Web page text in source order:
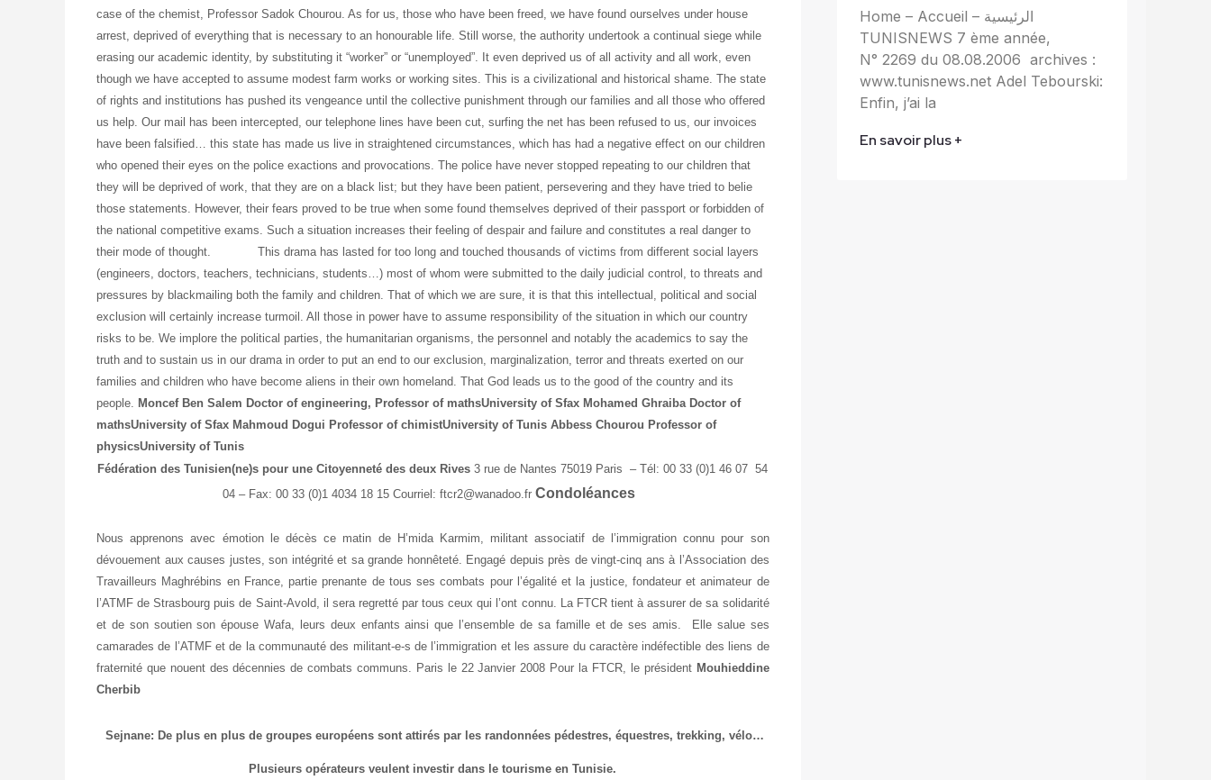
case of the chemist, Professor Sadok Chourou. As for us, those who have been freed, we have found ourselves under house
arrest, deprived of everything that is necessary to an honourable life. Still worse, the authority undertook a continual siege while
erasing our academic identity, by substituting it “worker” or “unemployed”. It even deprived us of all activity and all work, even
though we have accepted to assume modest farm works or working sites. This is a civilizational and historical shame. The state
of rights and institutions has pushed its vengeance until the collective punishment through our families and all those who offered
us help. Our mail has been intercepted, our telephone lines have been cut, surfing the net has been refused to us, our invoices
have been falsified… this state has made us live in straightened circumstances, which has had a negative effect on our children
who opened their eyes on the police exactions and provocations. The police have never stopped repeating to our children that
they will be deprived of work, that they are on a black list; but they have been patient, persevering and they have tried to belie
those statements. However, their fears proved to be true when some found themselves deprived of their passport or forbidden of
the national competitive exams. Such a situation increases their feeling of despair and failure and constitutes a real danger to
their mode of thought. This drama has lasted for too long and touched thousands of victims from different social layers
(engineers, doctors, teachers, technicians, students…) most of whom were submitted to the daily judicial control, to threats and
pressures by blackmailing both the family and children. That of which we are sure, it is that this intellectual, political and social
exclusion will certainly increase turmoil. All those in power have to assume responsibility of the situation in which our country
risks to be. We implore the political parties, the humanitarian organisms, the personnel and notably the academics to say the
truth and to sustain us in our drama in order to put an end to our exclusion, marginalization, terror and threats exerted on our
families and children who have become aliens in their own homeland. That God leads us to the good of the country and its
people.
Moncef Ben Salem Doctor of engineering, Professor of mathsUniversity of Sfax Mohamed Ghraiba Doctor of
mathsUniversity of Sfax Mahmoud Dogui Professor of chimistUniversity of Tunis Abbess Chourou Professor of
physicsUniversity of Tunis
Fédération des Tunisien(ne)s pour une Citoyenneté des deux Rives 3 rue de Nantes 75019 Paris – Tél: 00 33 (0)1 46 07 54
04 – Fax: 00 33 (0)1 4034 18 15 Courriel: ftcr2@wanadoo.frCondoléances
Nous apprenons avec émotion le décès ce matin de H’mida Karmim, militant associatif de l’immigration connu pour son
dévouement aux causes justes, son intégrité et sa grande honnêteté. Engagé depuis près de vingt-cinq ans à l’Association des
Travailleurs Maghrébins en France, partie prenante de tous ses combats pour l’égalité et la justice, fondateur et animateur de
l’ATMF de Strasbourg puis de Saint-Avold, il sera regretté par tous ceux qui l’ont connu. La FTCR tient à assurer de sa solidarité
et de son soutien son épouse Wafa, leurs deux enfants ainsi que l’ensemble de sa famille et de ses amis. Elle salue ses
camarades de l’ATMF et de la communauté des militant-e-s de l’immigration et les assure du caractère indéfectible des liens de
fraternité que nouent des décennies de combats communs. Paris le 22 Janvier 2008 Pour la FTCR, le président Mouhieddine
Cherbib
Sejnane: De plus en plus de groupes européens sont attirés par les randonnées pédestres, équestres, trekking, vélo…
Plusieurs opérateurs veulent investir dans le tourisme en Tunisie.
Home – Accueil – الرئيسية
TUNISNEWS 7 ème année,
N° 2269 du 08.08.2006 archives :
www.tunisnews.net Adel Tebourski:
Enfin, j’ai la
En savoir plus +